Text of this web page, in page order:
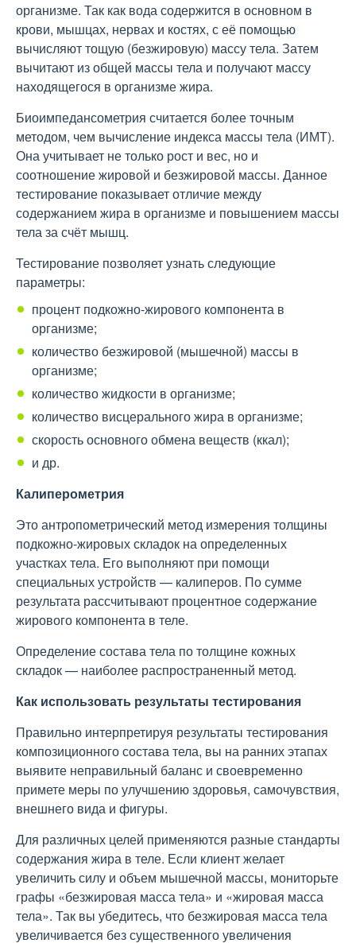
организме. Так как вода содержится в основном в
крови, мышцах, нервах и костях, с её помощью
вычисляют тощую (безжировую) массу тела. Затем
вычитают из общей массы тела и получают массу
находящегося в организме жира.
Биоимпедансометрия считается более точным
методом, чем вычисление индекса массы тела (ИМТ).
Она учитывает не только рост и вес, но и
соотношение жировой и безжировой массы. Данное
тестирование показывает отличие между
содержанием жира в организме и повышением массы
тела за счёт мышц.
Тестирование позволяет узнать следующие
параметры:
процент подкожно-жирового компонента в
организме;
количество безжировой (мышечной) массы в
организме;
количество жидкости в организме;
количество висцерального жира в организме;
скорость основного обмена веществ (ккал);
и др.
Калиперометрия
Это антропометрический метод измерения толщины
подкожно-жировых складок на определенных
участках тела. Его выполняют при помощи
специальных устройств — калиперов. По сумме
результата рассчитывают процентное содержание
жирового компонента в теле.
Определение состава тела по толщине кожных
складок — наиболее распространенный метод.
Как использовать результаты тестирования
Правильно интерпретируя результаты тестирования
композиционного состава тела, вы на ранних этапах
выявите неправильный баланс и своевременно
примете меры по улучшению здоровья, самочувствия,
внешнего вида и фигуры.
Для различных целей применяются разные стандарты
содержания жира в теле. Если клиент желает
увеличить силу и объем мышечной массы, мониторьте
графы «безжировая масса тела» и «жировая масса
тела». Так вы убедитесь, что безжировая масса тела
увеличивается без существенного увеличения